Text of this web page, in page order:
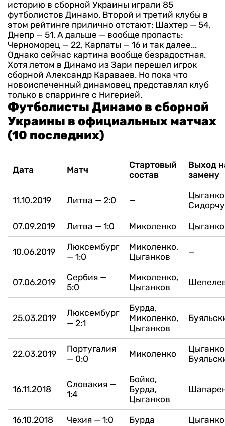
историю в сборной Украины играли 85
футболистов Динамо. Второй и третий клубы в
этом рейтинге прилично отстают: Шахтер — 54,
Днепр — 51. А дальше — вообще пропасть:
Черноморец — 22, Карпаты — 16 и так далее...
Однако сейчас картина вообще безрадостная.
Хотя летом в Динамо из Зари перешел игрок
сборной Александр Караваев. Но пока что
новоиспеченный динамовец представлял клуб
только в спарринге с Нигерией.
Футболисты Динамо в сборной
Украины в официальных матчах
(10 последних)
Дата Матч
Стартовый
состав
Выход
замену
11.10.2019 Литва — 2:0 —
07.09.2019 Литва — 1:0 Миколенко
10.06.2019
Люксембург
— 1:0
Миколенко,
Цыганков
—
07.06.2019
Сербия —
5:0
Миколенко,
Цыганков
25.03.2019
Люксембург
— 2:1
Бурда,
Миколенко,
Цыганков
22.03.2019
Португалия
— 0:0
Миколенко
16.11.2018
Словакия —
1:4
Бойко,
Бурда,
Цыганков
16.10.2018 Чехия — 1:0 Бурда